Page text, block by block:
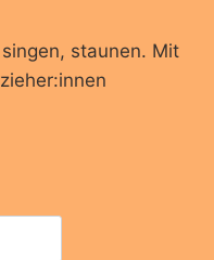
staunen. Mit